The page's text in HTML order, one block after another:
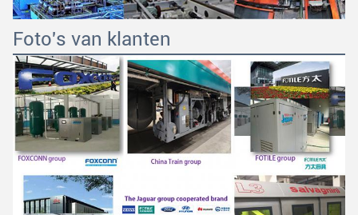
Foto's van klanten